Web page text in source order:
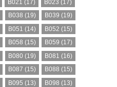
B021 (17) B023 (17)
B038 (19) B039 (19)
B051 (14) B052 (15)
B058 (15) B059 (17)
B080 (19) B081 (16)
B087 (15) B088 (15)
B095 (13) B098 (13)